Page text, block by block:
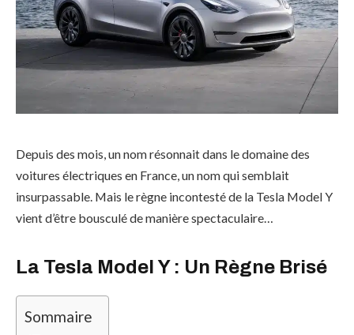
Depuis des mois, un nom résonnait dans le domaine des
voitures électriques en France, un nom qui semblait
insurpassable. Mais le règne incontesté de la Tesla Model Y
vient d’être bousculé de manière spectaculaire…
La Tesla Model Y : Un Règne Brisé
Sommaire